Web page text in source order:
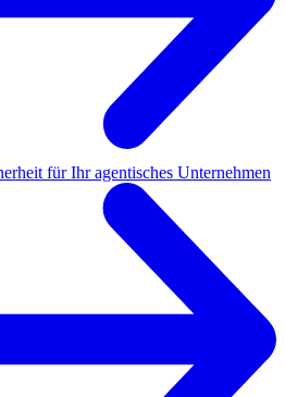
für Ihr agentisches Unternehmen